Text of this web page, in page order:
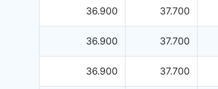
36.900 37.700
36.900 37.700
36.900 37.700